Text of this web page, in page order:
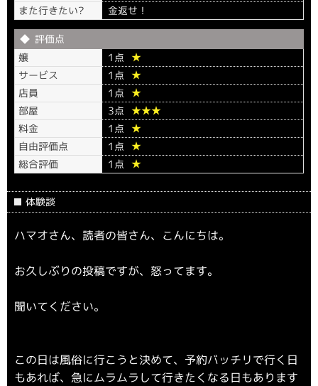
また行きたい?
金返せ！
評価点
嬢
1点
★
サービス
1点
★
店員
1点
★
部屋
3点
★★★
料金
1点
★
自由評価点
1点
★
総合評価
1点 ★
体験談
ハマオさん、読者の皆さん、こんにちは。
お久しぶりの投稿ですが、怒ってます。
聞いてください。
この日は風俗に行こうと決めて、予約バッチリで行く日
もあれば、急にムラムラして行きたくなる日もあります